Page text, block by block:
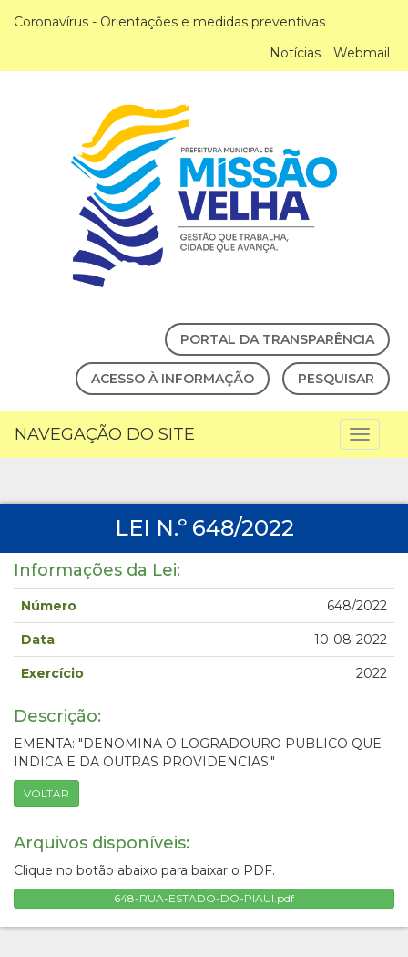
Coronavírus - Orientações e medidas preventivas
Notícias
Webmail
PORTAL DA TRANSPARÊNCIA
ACESSO À INFORMAÇÃO PESQUISAR
NAVEGAÇÃO DO SITE
LEI N.º 648/2022
Informações da Lei:
Número 648/2022
Data 10-08-2022
Exercício 2022
Descrição:
EMENTA: "DENOMINA O LOGRADOURO PUBLICO QUE
INDICA E DA OUTRAS PROVIDENCIAS."
VOLTAR
Arquivos disponíveis:
Clique no botão abaixo para baixar o PDF.
648-RUA-ESTADO-DO-PIAUI.pdf